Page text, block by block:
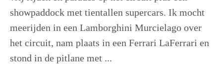
showpaddock met tientallen supercars. Ik mocht
meerijden in een Lamborghini Murcielago over
het circuit, nam plaats in een Ferrari LaFerrari en
stond in de pitlane met ...